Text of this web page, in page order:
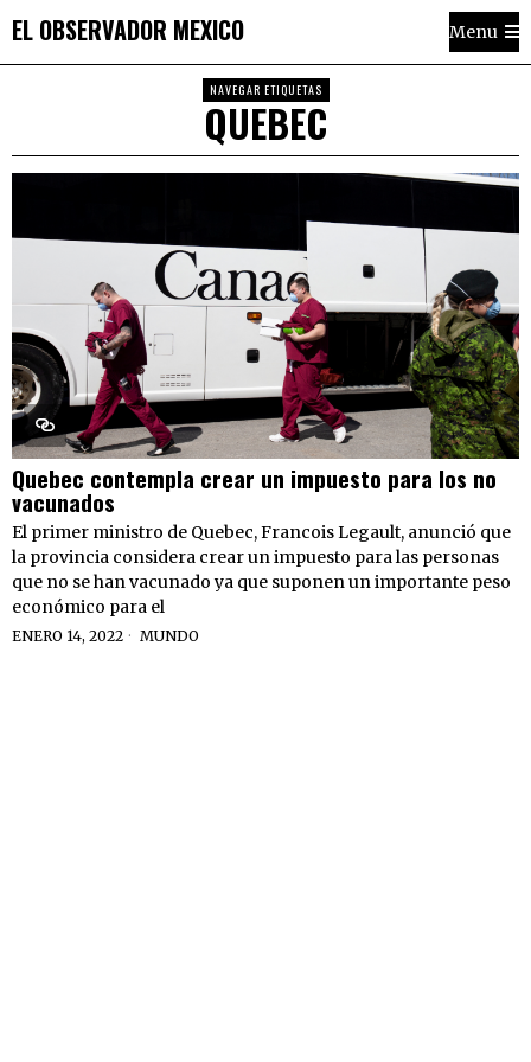
EL OBSERVADOR MEXICO Menu
NAVEGAR ETIQUETAS
QUEBEC
Quebec contempla crear un impuesto para los no
vacunados
El primer ministro de Quebec, Francois Legault, anunció que
la provincia considera crear un impuesto para las personas
que no se han vacunado ya que suponen un importante peso
económico para el
ENERO 14, 2022 MUNDO